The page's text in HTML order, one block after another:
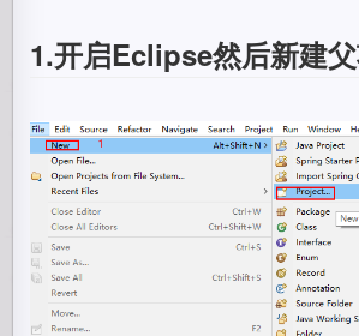
1.开启Eclipse然后新建